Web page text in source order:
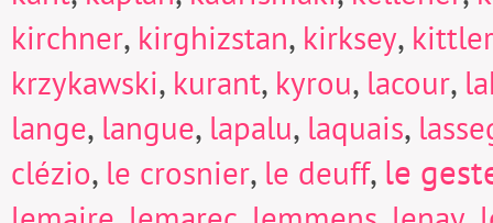
kirchner, kirghizstan, kirksey, kittler
krzykawski, kurant, kyrou, lacour,
lange, langue, lapalu, laquais,
clézio, le crosnier, le deuff, le